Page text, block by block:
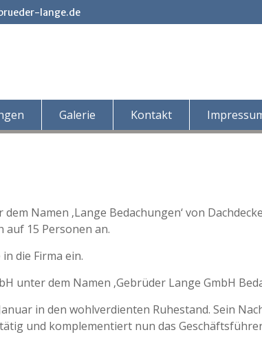
lange.de
Galerie Kontakt
Namen ‚Lange Bedachungen‘ von
auf 15 Personen an.
die Firma ein.
unter dem Namen ‚Gebrüder Lange GmbH
in den wohlverdienten Ruhestand. Sein
und komplementiert nun das